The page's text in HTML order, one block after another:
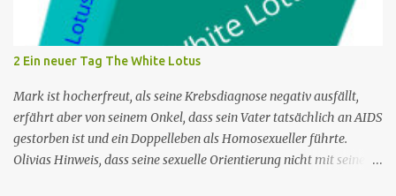
einem Hotel unter. Mitten in der Nacht hört Mary etwas von einer
der Hotelterrassen fallen. Sie ruft Freddie, den Concierge, an, und
die beiden verlassen das Hotel und finden eine Leiche: es ist John
Green, einer der Gäste des Hotels. Humprey ist daher gezwungen,
de...
2 Ein neuer Tag The White Lotus
Mark ist hocherfreut, als seine Krebsdiagnose negativ ausfällt,
erfährt aber von seinem Onkel, dass sein Vater tatsächlich an AIDS
gestorben ist und ein Doppelleben als Homosexueller führte.
Olivias Hinweis, dass seine sexuelle Orientierung nicht mit seiner